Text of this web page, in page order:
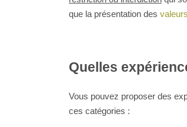
que la présentation des
Quelles
Vous pouvez proposer des
ces catégories :